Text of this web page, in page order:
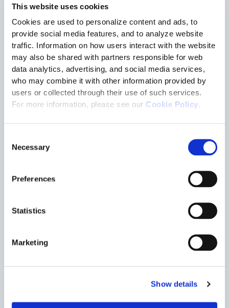
This website uses cookies
Cookies are used to personalize content and ads, to
provide social media features, and to analyze website
traffic. Information on how users interact with the website
may also be shared with partners responsible for web
data analytics, advertising, and social media services,
who may combine it with other information provided by
users or collected through their use of such services.
For more information, please see our Cookie Policy.
Selection
Necessary
Preferences
Statistics
Marketing
Show details
Los visitantes del stand K506 podrán descubrir cómo
aumentar la visibilidad end-to-end de la supply chain
integrar de manera eficaz partners y proveedores
optimizar los procesos logísticos y de orquestación
mejorar la colaboración, la trazabilidad y el compliance
GS1 Connect representa una importante oportunidad para
de la supply chain global. Temas como transformación digital,
edición 2026.
Para Tesisquare, participar en el evento es una oportunidad
para reunirse con clientes, partners y profesionales del sector,
afrontan las empresas y las cadenas de suministro en un